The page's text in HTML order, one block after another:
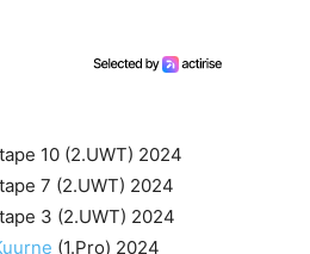
10 (2.UWT) 2024
7 (2.UWT) 2024
3 (2.UWT) 2024
(1.Pro) 2024